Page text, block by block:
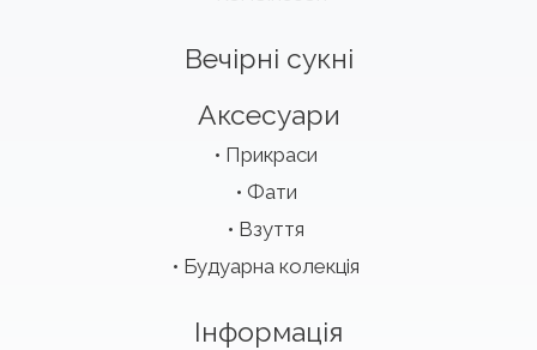
Вечірні сукні
Аксесуари
Прикраси
Фати
Взуття
Будуарна колекція
Інформація